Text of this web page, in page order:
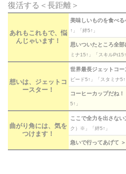
復活する＜長距離＞
あれもこれもで、悩
んじゃいます！
美味しいものを食べる
↑」「絆5↑」
思いついたところ全部
ミナ15↑」「スキル
想いは、ジェットコ
ースター！
世界最長ジェットコー
ピード5↑」「スタミナ
コーヒーカップだね！
5↑」
曲がり角には、気を
つけます！
ここで全力を出さない
ク）※」「絆5↑」
急いで行ってあげて ＞